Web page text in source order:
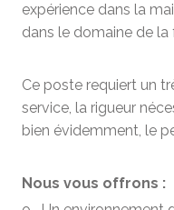
expérience dans la
dans le domaine de
Ce poste requiert un
service, la rigueur
bien évidemment, le
Nous vous offrons :